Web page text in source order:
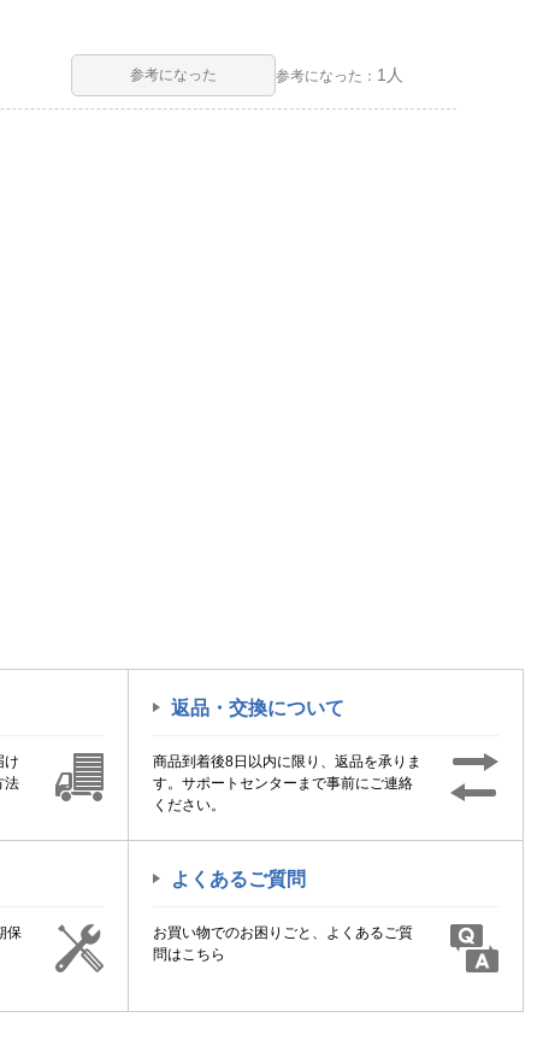
参考になった 参考になった： 1人
け
法
返品・交換について
商品到着後8日以内に限り、返品を承りま
す。サポートセンターまで事前にご連絡
ください。
保
よくあるご質問
お買い物でのお困りごと、よくあるご質
問はこちら